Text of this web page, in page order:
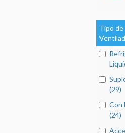
Tipo de
(29)
Con
(24)